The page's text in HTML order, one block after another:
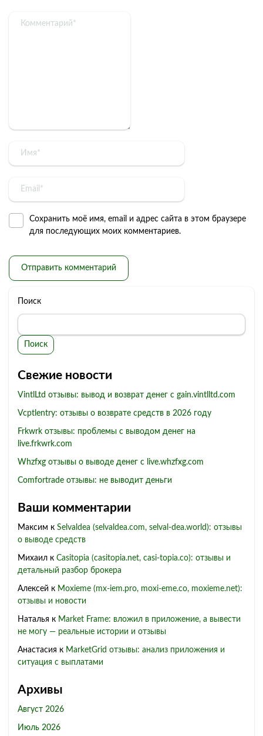
Сохранить моё имя, email и адрес сайта в этом браузере
для последующих моих комментариев.
Поиск
Поиск
Свежие новости
VintlLtd отзывы: вывод и возврат денег с gain.vintlltd.com
Vcptlentry: отзывы о возврате средств в 2026 году
Frkwrk отзывы: проблемы с выводом денег на
live.frkwrk.com
Whzfxg отзывы о выводе денег с live.whzfxg.com
Comfortrade отзывы: не выводит деньги
Ваши комментарии
Максим к Selvaldea (selvaldea.com, selval-dea.world): отзывы
о выводе средств
Михаил к Casitopia (casitopia.net, casi-topia.co): отзывы и
детальный разбор брокера
Алексей к Moxieme (mx-iem.pro, moxi-eme.co, moxieme.net):
отзывы и новости
Наталья к Market Frame: вложил в приложение, а вывести
не могу — реальные истории и отзывы
Анастасия к MarketGrid отзывы: анализ приложения и
ситуация с выплатами
Архивы
Август 2026
Июль 2026